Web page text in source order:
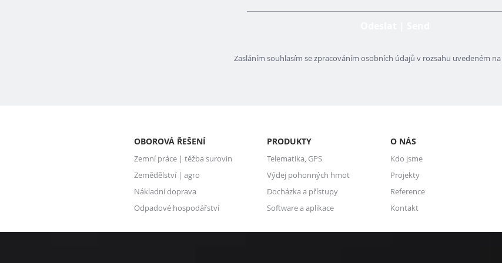
OBOROVÁ ŘEŠENÍ
Zemní práce | těžba surovin
Zemědělství | agro
Nákladní doprava
Odpadové hospodářství
PRODUKTY
Telematika, GPS
Výdej pohonných hmot
Docházka a přístupy
Software a aplikace
O NÁS
Kdo jsme
Projekty
Reference
Kontakt
Zasláním souhlasím se zpracováním osobních údajů v rozsahu uvedeném na